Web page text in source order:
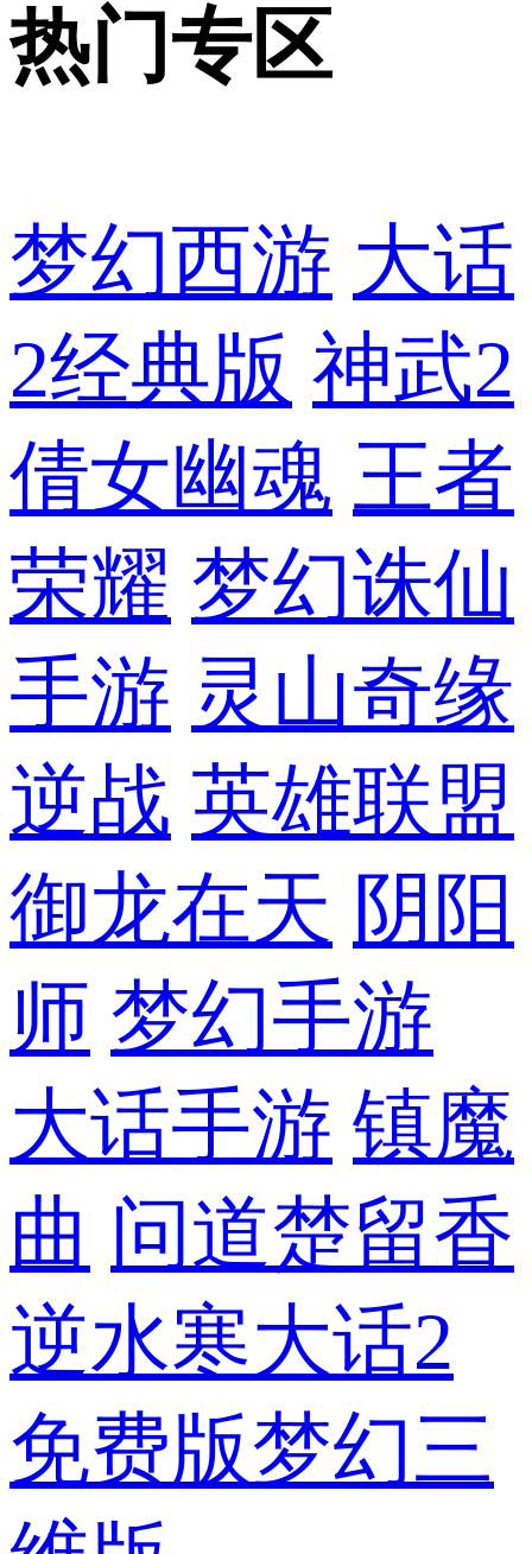
热门专区
梦幻西游 大话
2经典版 神武2
倩女幽魂 王者
荣耀 梦幻诛仙
手游 灵山奇缘
逆战 英雄联盟
御龙在天 阴阳
师 梦幻手游
大话手游 镇魔
曲 问道楚留香
逆水寒大话2
免费版梦幻三